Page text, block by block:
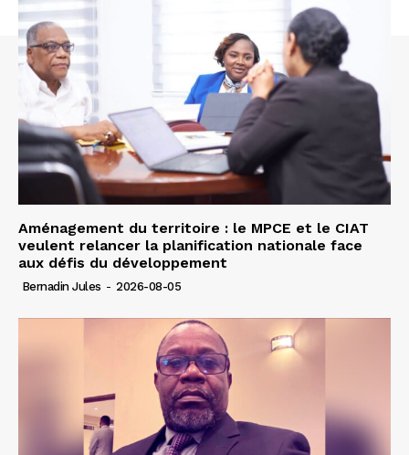
Aménagement du territoire : le MPCE et le CIAT
veulent relancer la planification nationale face
aux défis du développement
Bernadin Jules - 2026-08-05